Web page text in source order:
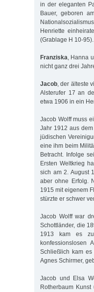
in der eleganten
Bauer, geboren
Henriette
(Grablage H 10-95).
Franziska, Hanna
nicht ganz drei
Jacob, der älteste
Alsterufer 17 an
etwa 1906 in ein
Jacob Wolff muss
Jahr 1912 aus
jüdischen
eine ihm beim
Betracht. Infolge
Ersten Weltkrieg
sich am 2. August
aber ohne Erfolg.
1915 mit eigenem
stürzte er schwer
Jacob Wolff war
Schottländer, die
1913 kam es
konfessionslosen
Schließlich kam
Agnes Schirmer,
Jacob und Elsa
Rotherbaum